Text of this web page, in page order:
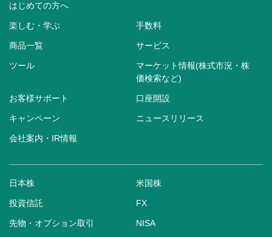
はじめての方へ
楽しむ・学ぶ 手数料
商品一覧 サービス
ツール
マーケット情報(株式市況・株
価検索など)
お客様サポート 口座開設
キャンペーン ニュースリリース
会社案内・IR情報
日本株 米国株
投資信託 FX
先物・オプション取引 NISA